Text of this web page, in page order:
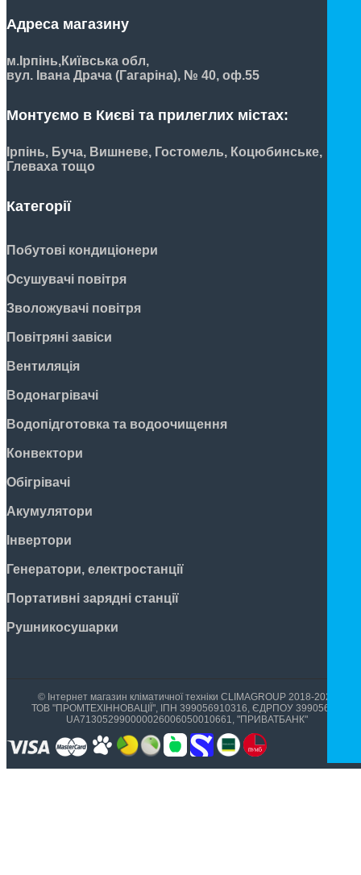
Адреса магазину
м.Ірпінь,Київська обл,
вул. Івана Драча (Гагаріна), № 40, оф.55
Монтуємо в Києві та прилеглих містах:
Ірпінь, Буча, Вишневе, Гостомель, Коцюбинське,
Глеваха тощо
Категорії
Побутові кондиціонери
Осушувачі повітря
Зволожувачі повітря
Повітряні завіси
Вентиляція
Водонагрівачі
Водопідготовка та водоочищення
Конвектори
Обігрівачі
Акумулятори
Інвертори
Генератори, електростанції
Портативні зарядні станції
Рушникосушарки
© Інтернет магазин кліматичної техніки CLIMAGROUP 2018-2026
ТОВ "ПРОМТЕХІННОВАЦІЇ", ІПН 399056910316, ЄДРПОУ 39905699,
UA713052990000026006050010661, "ПРИВАТБАНК"